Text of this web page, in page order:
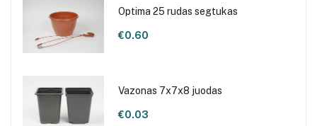
Optima 25 rudas segtukas
€0.60
Vazonas 7x7x8 juodas
€0.03